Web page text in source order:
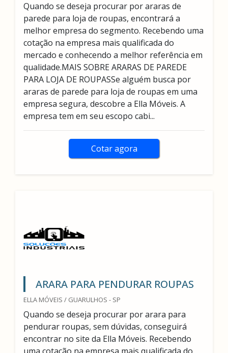
Quando se deseja procurar por araras de
parede para loja de roupas, encontrará a
melhor empresa do segmento. Recebendo uma
cotação na empresa mais qualificada do
mercado e conhecendo a melhor referência em
qualidade.MAIS SOBRE ARARAS DE PAREDE
PARA LOJA DE ROUPASSe alguém busca por
araras de parede para loja de roupas em uma
empresa segura, descobre a Ella Móveis. A
empresa tem em seu escopo cabi...
Cotar agora
ARARA PARA PENDURAR ROUPAS
ELLA MÓVEIS / GUARULHOS - SP
Quando se deseja procurar por arara para
pendurar roupas, sem dúvidas, conseguirá
encontrar no site da Ella Móveis. Recebendo